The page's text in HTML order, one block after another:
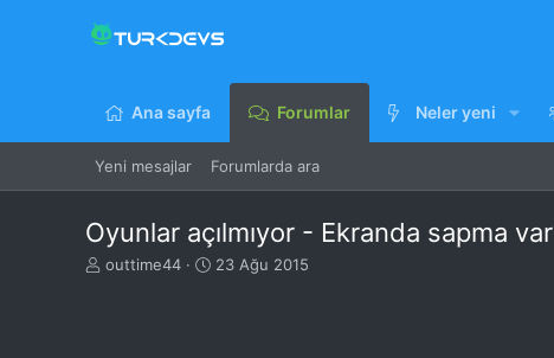
Ana sayfa Forumlar Neler yeni
Yeni mesajlar Forumlarda ara
Oyunlar açılmıyor - Ekranda sapma var
K
outtime44
B
23 Ağu 2015